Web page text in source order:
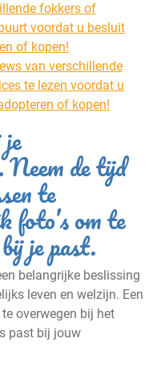
fokkers of
voordat u besluit
of kopen!
van verschillende
te lezen voordat u
of kopen!
de tijd
te
foto’s om te
je past.
belangrijke beslissing
leven en welzijn. Een
overwegen bij het
past bij jouw